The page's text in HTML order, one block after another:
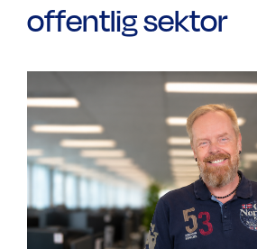
offentlig sektor